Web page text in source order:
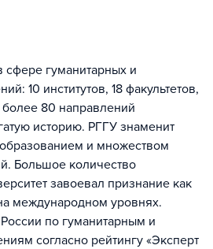
гуманитарных и
10 институтов, 18 факультетов,
80 направлений
историю. РГГУ знаменит
и множеством
Большое количество
завоевал признание как
международном уровнях.
по гуманитарным и
согласно рейтингу «Эксперт